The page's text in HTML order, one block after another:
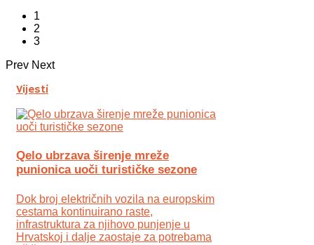
1
2
3
Prev Next
Vijesti
Qelo ubrzava širenje mreže
punionica uoči turističke sezone
Dok broj električnih vozila na europskim
cestama kontinuirano raste,
infrastruktura za njihovo punjenje u
Hrvatskoj i dalje zaostaje za potrebama